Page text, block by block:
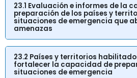
23.1 Evaluación e informes de la
preparación de los países y
situaciones de emergencia que
amenazas
23.2 Países y territorios
fortalecer la capacidad de
situaciones de emergencia